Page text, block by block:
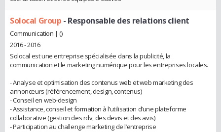
Solocal Group - Responsable des relations client
Communication | ()
2016 - 2016
Solocal est une entreprise spécialisée dans la publicité, la
communication et le marketing numérique pour les entreprises locales.
- Analyse et optimisation des contenus web et web marketing des
annonceurs (référencement, design, contenus)
- Conseil en web-design
- Assistance, conseil et formation à l’utilisation d’une plateforme
collaborative (gestion des rdv, des devis et des avis)
- Participation au challenge marketing de l’entreprise